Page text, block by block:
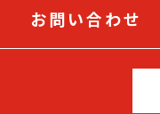
お問い合わせ